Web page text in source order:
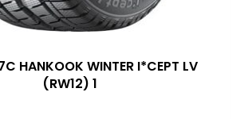
HANKOOK WINTER I*CEPT LV
(RW12) 1